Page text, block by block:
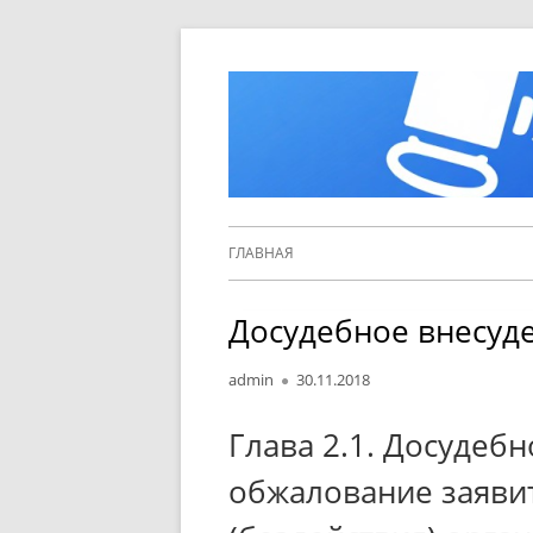
Основное
ГЛАВНАЯ
Досудебное
Автор
admin Опубликовано
30.11.2018
Глава 2.1.
обжалование